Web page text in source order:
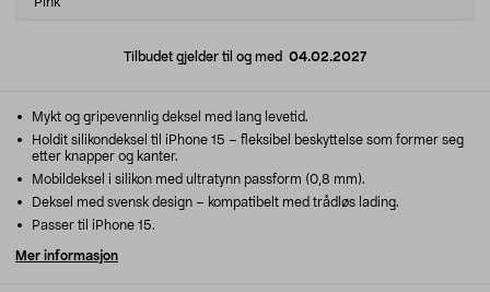
Tilbudet gjelder til og med 04.02.2027
Mykt og gripevennlig deksel med lang levetid.
Holdit silikondeksel til iPhone 15 – fleksibel beskyttelse som former seg
etter knapper og kanter.
Mobildeksel i silikon med ultratynn passform (0,8 mm).
Deksel med svensk design – kompatibelt med trådløs lading.
Passer til iPhone 15.
Mer informasjon